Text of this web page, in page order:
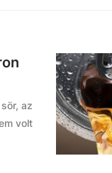
az
volt